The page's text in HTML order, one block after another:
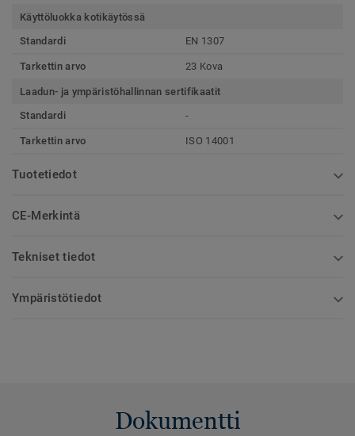
Käyttöluokka kotikäytössä
Standardi
EN 1307
Tarkettin arvo 23 Kova
Laadun- ja ympäristöhallinnan sertifikaatit
Standardi
-
Tarkettin arvo ISO 14001
Tuotetiedot
CE-Merkintä
Tekniset tiedot
Ympäristötiedot
Dokumentti